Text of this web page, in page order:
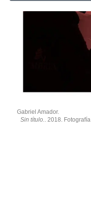
Gabriel Amador.
Sin título.
. 2018.